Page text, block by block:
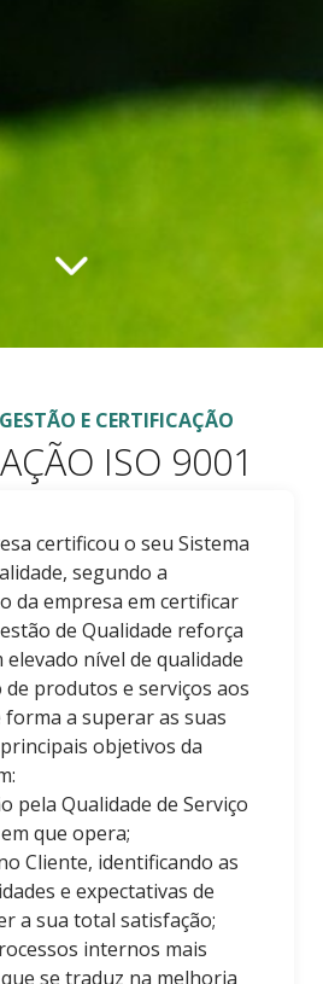
E CERTIFICAÇÃO
ISO 9001
certificou o seu Sistema
segundo a
da empresa em certificar
de Qualidade reforça
nível de qualidade
produtos e serviços aos
forma a superar as suas
objetivos da
pela Qualidade de Serviço
que opera;
Cliente, identificando as
e expectativas de
a sua total satisfação;
internos mais
se traduz na melhoria